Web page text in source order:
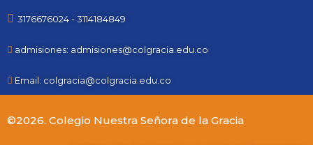
3176676024 - 3114184849
admisiones: admisiones@colgracia.edu.co
Email: colgracia@colgracia.edu.co
©2026. Colegio Nuestra Señora de la Gracia